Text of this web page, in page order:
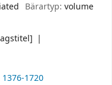
Bärartyp: volume
1376-1720